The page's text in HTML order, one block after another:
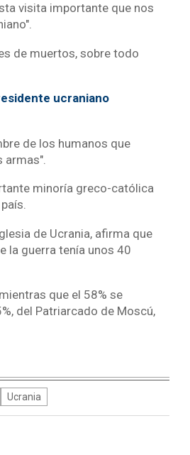
visita importante que nos
de muertos, sobre todo
ucraniano
de los humanos que
minoría greco-católica
de Ucrania, afirma que
la guerra tenía unos 40
que el 58% se
del Patriarcado de Moscú,
Ucrania